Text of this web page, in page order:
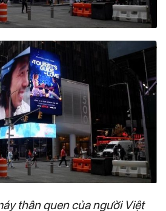
thân quen của người Việt